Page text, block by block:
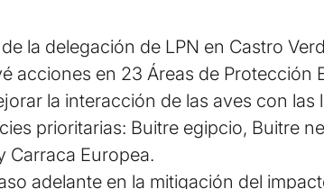
la delegación de LPN en Castro
acciones en 23 Áreas de Protección
la interacción de las aves con las
prioritarias: Buitre egipcio, Buitre
Carraca Europea.
adelante en la mitigación del